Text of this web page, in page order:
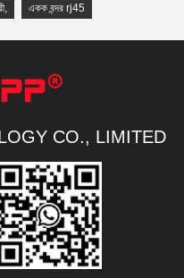
একক বন্দর rj45
CO., LIMITED